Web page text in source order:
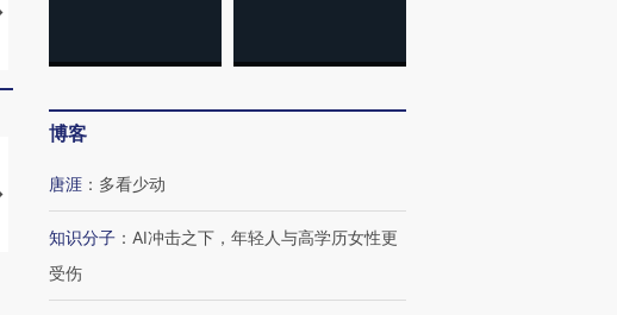
视线｜“入侵”还是“人道危
【推广】走进第四届链博
会，让数智科技“链”接产
【特别呈现】寻找100种
有意思的生活方式·第三对
CFO：不靠规模取胜，华
住三大增长引擎是什么？
博客
唐涯 ： 多看少动
知识分子 ： AI冲击之下，年轻人与高学历女性更
受伤